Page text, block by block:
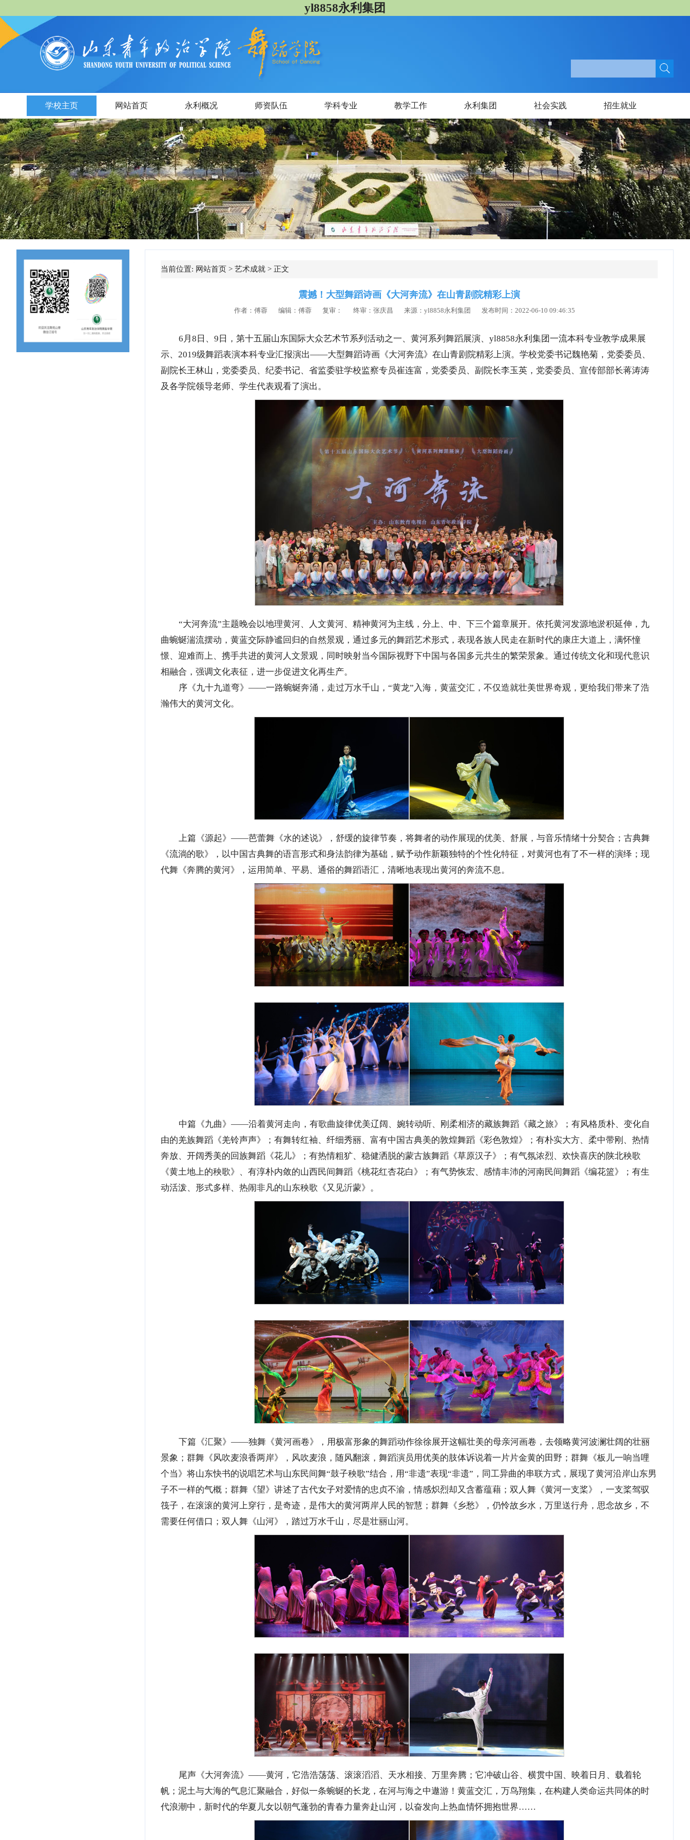
yl8858永利集团
学校主页 网站首页 永利概况 师资队伍 学科专业 教学工作 永利集团 社会实践 招生就业
当前位置: 网站首页 > 艺术成就 > 正文
震撼！大型舞蹈诗画《大河奔流》在山青剧院精彩上演
作者：傅蓉 编辑：傅蓉 复审： 终审：张庆昌 来源：yl8858永利集团 发布时间：2022-06-10 09:46:35
6月8日、9日，第十五届山东国际大众艺术节系列活动之一、黄河系列舞蹈展演、yl8858永利集团一流本科专业教学成果展
示、2019级舞蹈表演本科专业汇报演出——大型舞蹈诗画《大河奔流》在山青剧院精彩上演。学校党委书记魏艳菊，党委委员、
副院长王林山，党委委员、纪委书记、省监委驻学校监察专员崔连富，党委委员、副院长李玉英，党委委员、宣传部部长蒋涛涛
及各学院领导老师、学生代表观看了演出。
“大河奔流”主题晚会以地理黄河、人文黄河、精神黄河为主线，分上、中、下三个篇章展开。依托黄河发源地淤积延伸，九
曲蜿蜒湍流摆动，黄蓝交际静谧回归的自然景观，通过多元的舞蹈艺术形式，表现各族人民走在新时代的康庄大道上，满怀憧
憬、迎难而上、携手共进的黄河人文景观，同时映射当今国际视野下中国与各国多元共生的繁荣景象。通过传统文化和现代意识
相融合，强调文化表征，进一步促进文化再生产。
序《九十九道弯》——一路蜿蜒奔涌，走过万水千山，“黄龙”入海，黄蓝交汇，不仅造就壮美世界奇观，更给我们带来了浩
瀚伟大的黄河文化。
上篇《源起》——芭蕾舞《水的述说》，舒缓的旋律节奏，将舞者的动作展现的优美、舒展，与音乐情绪十分契合；古典舞
《流淌的歌》，以中国古典舞的语言形式和身法韵律为基础，赋予动作新颖独特的个性化特征，对黄河也有了不一样的演绎；现
代舞《奔腾的黄河》，运用简单、平易、通俗的舞蹈语汇，清晰地表现出黄河的奔流不息。
中篇《九曲》——沿着黄河走向，有歌曲旋律优美辽阔、婉转动听、刚柔相济的藏族舞蹈《藏之旅》；有风格质朴、变化自
由的羌族舞蹈《羌铃声声》；有舞转红袖、纤细秀丽、富有中国古典美的敦煌舞蹈《彩色敦煌》；有朴实大方、柔中带刚、热情
奔放、开阔秀美的回族舞蹈《花儿》；有热情粗犷、稳健洒脱的蒙古族舞蹈《草原汉子》；有气氛浓烈、欢快喜庆的陕北秧歌
《黄土地上的秧歌》、有淳朴内敛的山西民间舞蹈《桃花红杏花白》；有气势恢宏、感情丰沛的河南民间舞蹈《编花篮》；有生
动活泼、形式多样、热闹非凡的山东秧歌《又见沂蒙》。
下篇《汇聚》——独舞《黄河画卷》，用极富形象的舞蹈动作徐徐展开这幅壮美的母亲河画卷，去领略黄河波澜壮阔的壮丽
景象；群舞《风吹麦浪香两岸》，风吹麦浪，随风翻滚，舞蹈演员用优美的肢体诉说着一片片金黄的田野；群舞《板儿一响当哩
个当》将山东快书的说唱艺术与山东民间舞“鼓子秧歌”结合，用“非遗”表现“非遗”，同工异曲的串联方式，展现了黄河沿岸山东男
子不一样的气概；群舞《望》讲述了古代女子对爱情的忠贞不渝，情感炽烈却又含蓄蕴藉；双人舞《黄河一支桨》，一支桨驾驭
筏子，在滚滚的黄河上穿行，是奇迹，是伟大的黄河两岸人民的智慧；群舞《乡愁》，仍怜故乡水，万里送行舟，思念故乡，不
需要任何借口；双人舞《山河》，踏过万水千山，尽是壮丽山河。
尾声《大河奔流》——黄河，它浩浩荡荡、滚滚滔滔、天水相接、万里奔腾；它冲破山谷、横贯中国、映着日月、载着轮
帆；泥土与大海的气息汇聚融合，好似一条蜿蜒的长龙，在河与海之中遨游！黄蓝交汇，万鸟翔集，在构建人类命运共同体的时
代浪潮中，新时代的华夏儿女以朝气蓬勃的青春力量奔赴山河，以奋发向上热血情怀拥抱世界……